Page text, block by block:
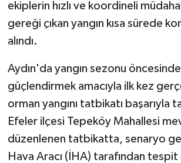
ekiplerin hızlı ve koordineli
gereği çıkan yangın kısa sürede
alındı.
Aydın'da yangın sezonu öncesinde
güçlendirmek amacıyla ilk kez
orman yangını tatbikatı başarıyla
Efeler ilçesi Tepeköy Mahallesi
düzenlenen tatbikatta, senaryo
Hava Aracı (İHA) tarafından